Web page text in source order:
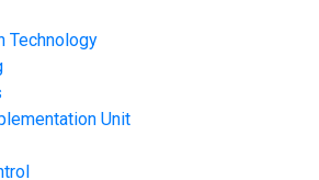
Technology
Unit